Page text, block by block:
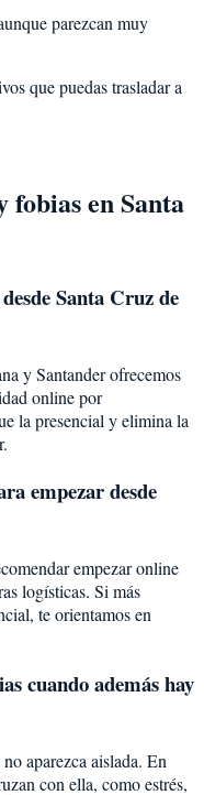
parezcan muy
que puedas trasladar a
fobiasenSanta
desdeSanta Cruz de
y Santander ofrecemos
online por
la presencial y elimina la
empezar desde
empezar online
logísticas. Si más
te orientamos en
cuando además hay
aparezca aislada. En
con ella, como estrés,